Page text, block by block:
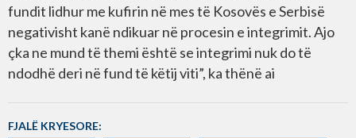
fundit lidhur me kufirin në mes të Kosovës e Serbisë
negativisht kanë ndikuar në procesin e integrimit. Ajo
çka ne mund të themi është se integrimi nuk do të
ndodhë deri në fund të këtij viti”, ka thënë ai
FJALË KRYESORE: